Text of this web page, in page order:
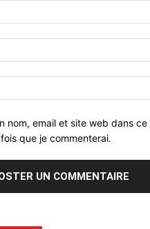
nom, email et site web dans
que je commenterai.